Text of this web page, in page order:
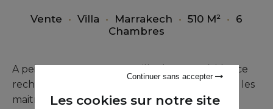
Vente • Villa • Marrakech • 510 M² • 6
Chambres
A peine 20mns su centre ville dans un résidence
recherchée, cette Villa est une villa de luxe ou les
maitres mots sont confort, soleil, luminosité et
Les cookies sur notre site
Continuer sans accepter